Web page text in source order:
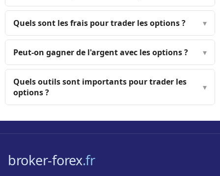
Quels sont les frais pour trader les options ? ▾
Peut-on gagner de l'argent avec les options ? ▾
Quels outils sont importants pour trader les
options ?
▾
broker-forex.fr